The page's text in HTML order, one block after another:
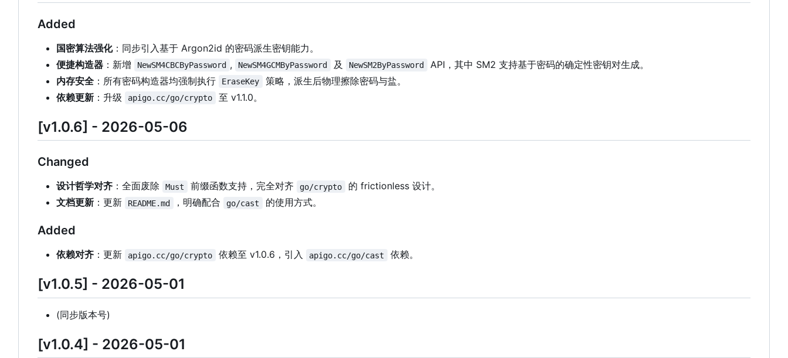
Added
国密算法强化：同步引入基于 Argon2id 的密码派生密钥能力。
便捷构造器 ：新增 NewSM4CBCByPassword , NewSM4GCMByPassword 及 NewSM2ByPassword API ， 其中 SM2 支持基于密码的确定性密钥对生成。
内存安全 ：所有密码构造器均强制执行 EraseKey
策略，派生后物理擦除密码与盐。
依赖更新 ：升级 apigo.cc/go/crypto 至 v1.1.0。
[v1.0.6] - 2026-05-06
Changed
设计哲学对齐 ：全面废除 Must 前缀函数支持，完全对齐 go/crypto
的 frictionless 设计。
文档更新 ：更新 README.md ，明确配合 go/cast 的使用方式。
Added
依赖对齐 ：更新 apigo.cc/go/crypto 依赖至 v1.0.6，引入 apigo.cc/go/cast 依赖。
[v1.0.5] - 2026-05-01
(同步版本号)
[v1.0.4] - 2026-05-01